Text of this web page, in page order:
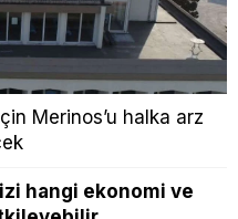
Merinos’u halka arz
hangi ekonomi ve